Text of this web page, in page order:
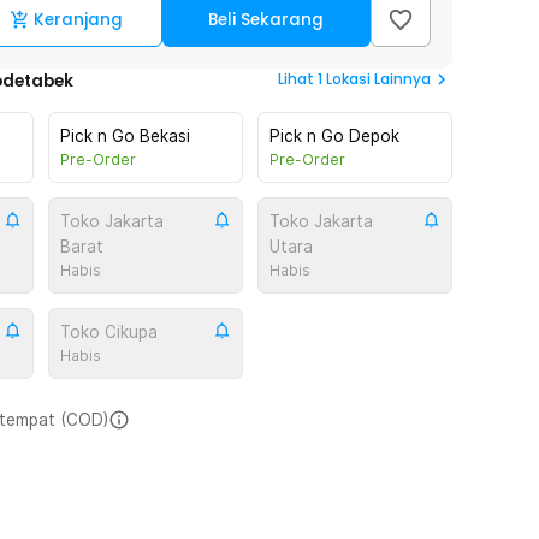
Keranjang Beli Sekarang
Lihat 1Lokasi Lainnya
Pick n Go Bekasi
Pre-Order
Pick n Go Depok
Pre-Order
Toko Jakarta
Barat
Habis
Toko Jakarta
Utara
Habis
Toko Cikupa
Habis
(COD)